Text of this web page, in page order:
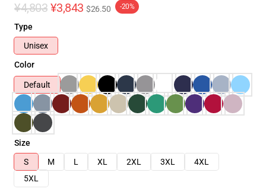
¥4,803 ¥3,843 $26.50 -20%
Type
Unisex
Color
Default
Size
S
M L XL 2XL 3XL
4XL
5XL